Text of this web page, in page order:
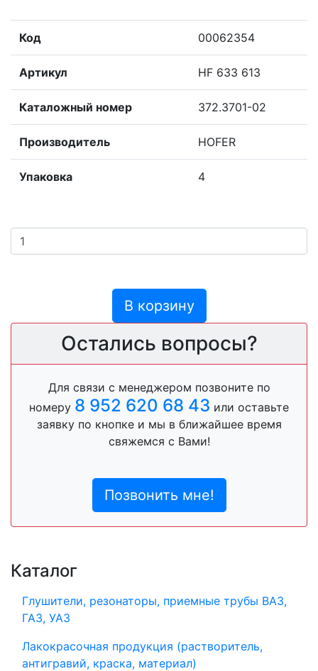
Код 00062354
Артикул HF 633 613
Каталожный номер 372.3701-02
Производитель HOFER
Упаковка 4
В корзину
Остались вопросы?
Для связи с менеджером позвоните по
номеру 8 952 620 68 43 или оставьте
заявку по кнопке и мы в ближайшее время
свяжемся с Вами!
Позвонить мне!
Каталог
Глушители, резонаторы, приемные трубы ВАЗ,
ГАЗ, УАЗ
Лакокрасочная продукция (растворитель,
антигравий, краска, материал)